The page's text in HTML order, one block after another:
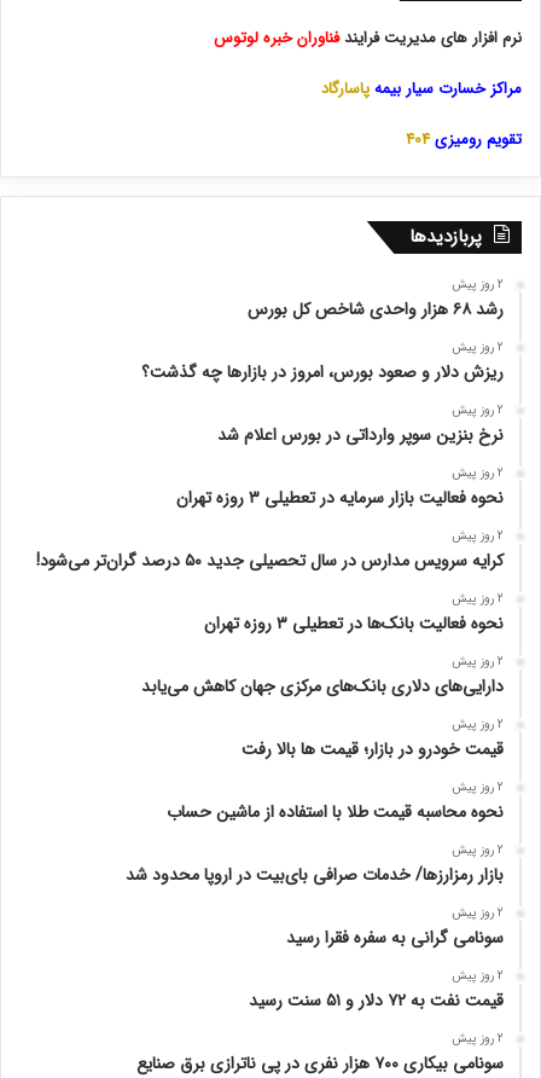
نرم افزار های مدیریت فرایندفناوران خبره لوتوس
مراکز خسارت سیار بیمهپاسارگاد
تقویم رومیزی404
پربازدیدها
2 روز پیش
رشد ۶۸ هزار واحدی شاخص کل بورس
2 روز پیش
ریزش دلار و صعود بورس، امروز در بازارها چه گذشت؟
2 روز پیش
نرخ بنزین سوپر وارداتی در بورس اعلام شد
2 روز پیش
نحوه فعالیت بازار سرمایه در تعطیلی ۳ روزه تهران
2 روز پیش
کرایه سرویس مدارس در سال تحصیلی جدید ۵۰ درصد گران‌تر می‌شود!
2 روز پیش
نحوه فعالیت بانک‌ها در تعطیلی ۳ روزه تهران
2 روز پیش
دارایی‌های دلاری بانک‌های مرکزی جهان کاهش می‌یابد
2 روز پیش
قیمت خودرو در بازار؛ قیمت ها بالا رفت
2 روز پیش
نحوه محاسبه قیمت طلا با استفاده از ماشین حساب
2 روز پیش
بازار رمزارزها/ خدمات صرافی بای‌بیت در اروپا محدود شد
2 روز پیش
سونامی گرانی به سفره فقرا رسید
2 روز پیش
قیمت نفت به ۷۲ دلار و ۵۱ سنت رسید
2 روز پیش
سونامی بیکاری ۷۰۰ هزار نفری در پی ناترازی برق صنایع